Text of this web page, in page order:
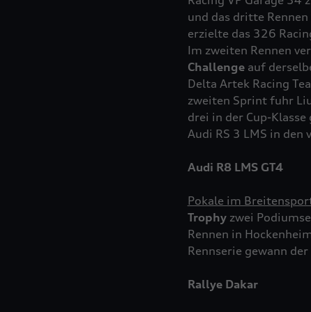
und das dritte
erzielte das 326
Im zweiten Rennen
Challengeauf
Delta Artek Racing
zweiten Sprint fuhr
drei in der Cup-
Audi RS 3 LMS in den
Audi R8 LMS GT4
Pokale im
Trophyzwei
Rennen in
Rennserie gewann
Rallye Dakar